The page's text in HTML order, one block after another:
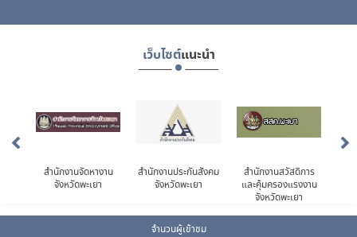
เว็บไซต์แนะนำ
สำนักงานจัดหางาน
จังหวัดพะเยา
สำนักงานประกันสังคม
จังหวัดพะเยา
สำนักงานสวัสดิการ
และคุ้มครองแรงงาน
จังหวัดพะเยา
จำนวนผู้เข้าชม